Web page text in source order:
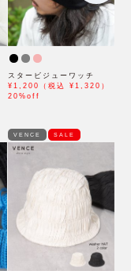
スタービジューワッチ
¥1,200（税込 ¥1,320）
20%off
VENCE SALE